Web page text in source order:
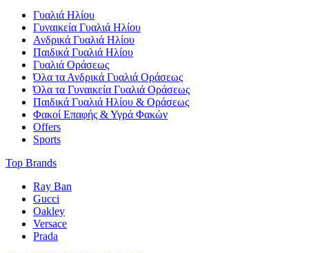
Γυαλιά Ηλίου
Γυναικεία Γυαλιά Ηλίου
Ανδρικά Γυαλιά Ηλίου
Παιδικά Γυαλιά Ηλίου
Γυαλιά Οράσεως
Όλα τα Ανδρικά Γυαλιά Οράσεως
Όλα τα Γυναικεία Γυαλιά Οράσεως
Παιδικά Γυαλιά Ηλίου & Οράσεως
Φακοί Επαφής & Υγρά Φακών
Offers
Sports
Top Brands
Ray Ban
Gucci
Oakley
Versace
Prada